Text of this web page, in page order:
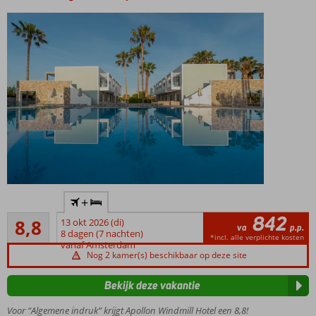
min.
leeftijd
16 jaar
Ca.
2
km
van
8,8Aanrader
127
beoordelingen
+
13 okt 2026 (di)
8 dagen (7 nachten)
vanaf Amsterdam
va 842 p.p.
*incl. alle verplichte kosten
Nog 2 kamer(s) beschikbaar op deze site
Voor “Algemene indruk” krijgt Apollon Windmill Hotel een 8,8!
Bekijk deze vakantie